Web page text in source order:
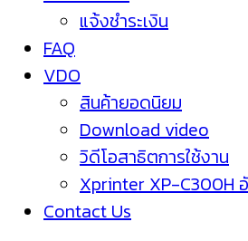
แจ้งชำระเงิน
FAQ
VDO
สินค้ายอดนิยม
Download video
วิดีโอสาธิตการใช้งาน
Xprinter XP-C300H
Contact Us